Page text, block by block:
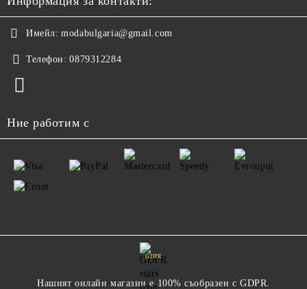
Имейл: modabulgaria@gmail.com
Телефон: 0879312284
Ние работим с
GDPR
Нашият онлайн магазин е 100% съобразен с GDPR.